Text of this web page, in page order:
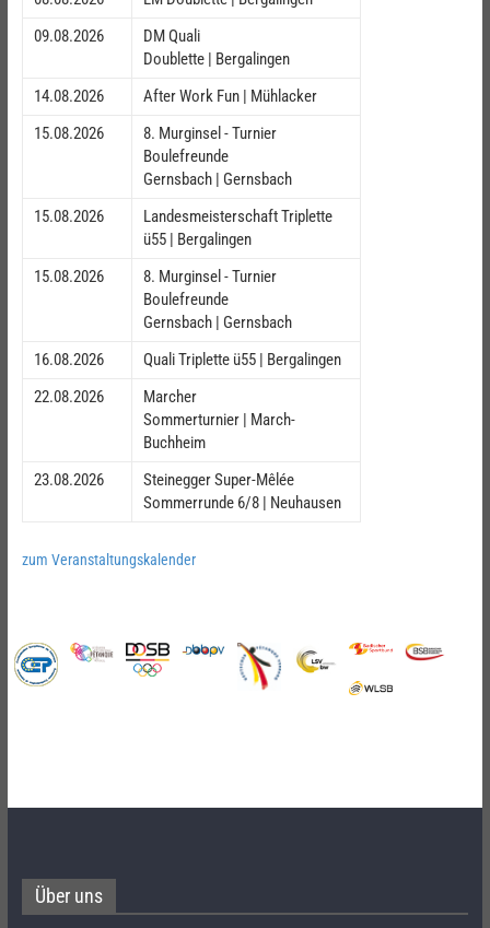
09.08.2026
DM Quali
Doublette | Bergalingen
14.08.2026
After Work Fun | Mühlacker
15.08.2026
8. Murginsel - Turnier
Boulefreunde
Gernsbach | Gernsbach
15.08.2026
Landesmeisterschaft Triplette
ü55 | Bergalingen
15.08.2026
8. Murginsel - Turnier
Boulefreunde
Gernsbach | Gernsbach
16.08.2026
Quali Triplette ü55 | Bergalingen
22.08.2026
Marcher
Sommerturnier | March-
Buchheim
23.08.2026
Steinegger Super-Mêlée
Sommerrunde 6/8 | Neuhausen
zum Veranstaltungskalender
Über uns